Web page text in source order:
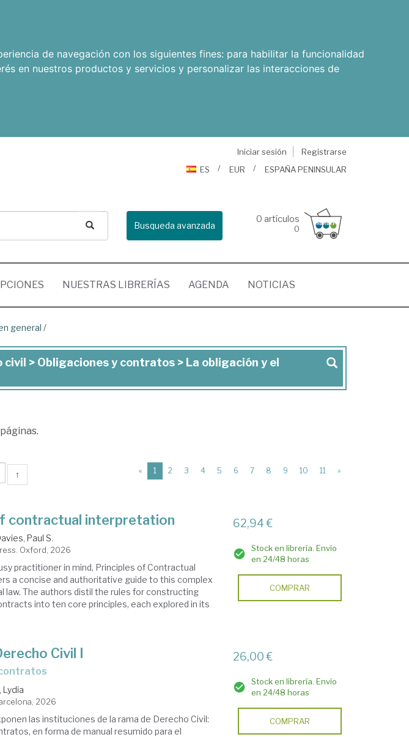
de navegación con los siguientes fines: para habilitar la funcionalidad
en nuestros productos y servicios y personalizar las interacciones de
Iniciar sesión
Registrarse
ES
EUR ESPAÑA PENINSULAR
Busqueda avanzada
0 artículos
0
NUESTRAS LIBRERÍAS AGENDA NOTICIAS
general /
civil > Obligaciones y contratos > La obligación y el
páginas.
↑ « 1 (current)
2 3 4 5 6 7 8 9 10 11 »
contractual interpretation
Paul S.
Oxford, 2026
practitioner in mind, Principles of Contractual
a concise and authoritative guide to this complex
law. The authors distil the rules for constructing
into ten core principles, each explored in its
62,94 €
Stock en librería. Envío
en 24/48 horas
COMPRAR
Civil I
contratos
Lydia
2026
las instituciones de la rama de Derecho Civil:
en forma de manual resumido para el
26,00 €
Stock en librería. Envío
en 24/48 horas
COMPRAR